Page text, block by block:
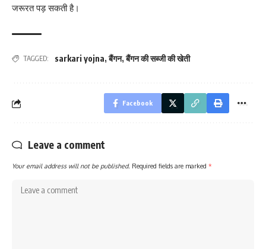
जरूरत पड़ सकती है।
TAGGED: sarkari yojna,बैंगन,बैंगन की सब्जी की खेती
Facebook
Leave a comment
Your email address will not be published. Required fields are marked *